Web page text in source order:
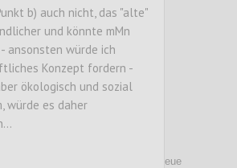
(neue
b) auch nicht, das "alte"
und könnte mMn
ansonsten würde ich
Konzept fordern -
ökologisch und sozial
würde es daher